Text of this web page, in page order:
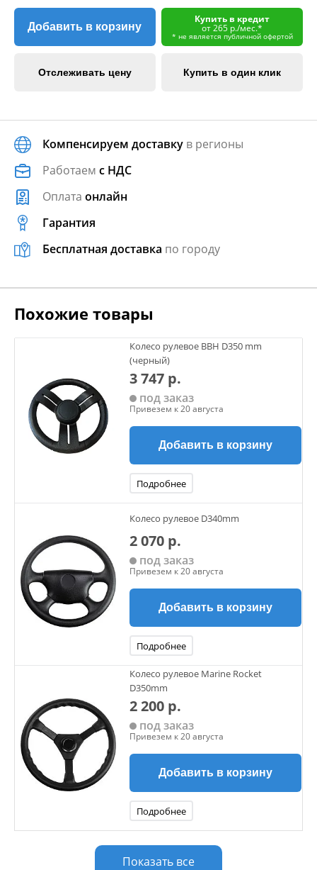
Добавить в корзину
Купить в кредит
от 265 р./мес.*
* не является публичной офертой
Отслеживать цену Купить в один клик
Компенсируем доставку в регионы
Работаем с НДС
Оплата онлайн
Гарантия
Бесплатная доставка по городу
Похожие товары
Колесо рулевое BBH D350 mm
(черный)
3 747 р.
под заказ
Привезем к 20 августа
Добавить в корзину
Подробнее
Колесо рулевое D340mm
2 070 р.
под заказ
Привезем к 20 августа
Добавить в корзину
Подробнее
Колесо рулевое Marine Rocket
D350mm
2 200 р.
под заказ
Привезем к 20 августа
Добавить в корзину
Подробнее
Показать все